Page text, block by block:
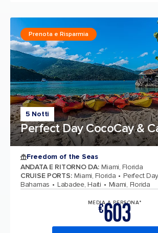
5 Notti
Perfect Day CocoCay &
Prenota e Risparmia
Freedom of the Seas
ANDATA E RITORNO DA: Miami, Florida
CRUISE PORTS: Miami, Florida
Perfect
Bahamas
Labadee, Haiti Miami, Florida
MEDIA A PERSONA*
€603